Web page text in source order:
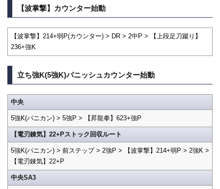
【波掌撃】カウンター始動
【波掌撃】214+弱P(カウンター) > DR > 2中P > 【上段足刀蹴り】
236+強K
立ち強K(5強K)パニッシュカウンター始動
中央
5強K(パニカン) > 5強P > 【昇龍拳】623+強P
【電刃錬気】22+Pストック回収ルート
5強K(パニカン) > 前ステップ > 2強P > 【波掌撃】214+弱P > 2強K >
【電刃錬気】22+P
中央SA3